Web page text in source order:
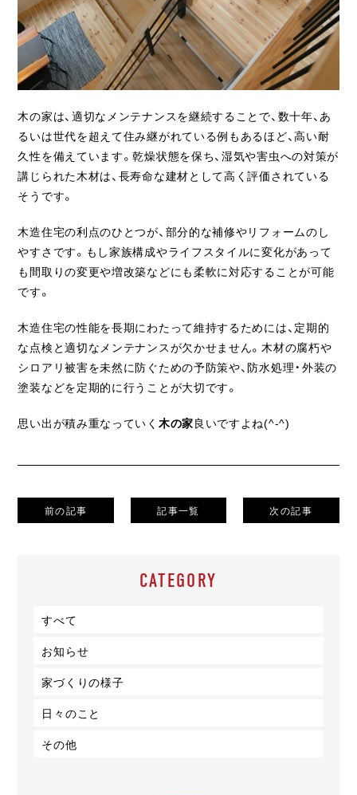
お知らせ
ブログ
会社概要
スタッフ紹介
採用情報
木の家は、適切なメンテナンスを継続することで、数十年、あ
るいは世代を超えて住み継がれている例もあるほど、高い耐
久性を備えています。乾燥状態を保ち、湿気や害虫への対策が
講じられた木材は、長寿命な建材として高く評価されている
そうです。
木造住宅の利点のひとつが、部分的な補修やリフォームのし
やすさです。もし家族構成やライフスタイルに変化があって
も間取りの変更や増改築などにも柔軟に対応することが可能
です。
木造住宅の性能を長期にわたって維持するためには、定期的
な点検と適切なメンテナンスが欠かせません。木材の腐朽や
シロアリ被害を未然に防ぐための予防策や、防水処理・外装の
塗装などを定期的に行うことが大切です。
思い出が積み重なっていく 木の家良いですよね(^-^)
前の記事 記事一覧 次の記事
CATEGORY
すべて
お知らせ
家づくりの様子
日々のこと
その他